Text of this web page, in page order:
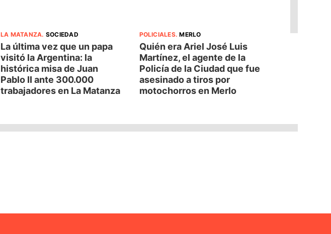
LA MATANZA. SOCIEDAD
La última vez que un papa
visitó la Argentina: la
histórica misa de Juan
Pablo II ante 300.000
trabajadores en La Matanza
POLICIALES.MERLO
Quién era Ariel José Luis
Martínez, el agente de la
Policía de la Ciudad que fue
asesinado a tiros por
motochorros en Merlo